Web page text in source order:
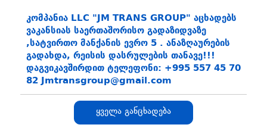
კომპანია LLC "JM TRANS GROUP" აცხადებს
ვაკანსიას საერთაშორისო გადაზიდვაზე
,სატვირთო მანქანის ევრო 5 . ანაზღაურების
გადახდა, რეისის დასრულების თანავე!!!
დაგვიკავშირდით ტელეფონი: +995 557 45 70
82 Jmtransgroup@gmail.com
ყველა განცხადება